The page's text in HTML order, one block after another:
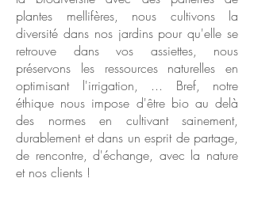
plantes mellifères, nous cultivons la
diversité dans nos jardins pour qu'elle se
retrouve dans vos assiettes, nous
préservons les ressources naturelles en
optimisant l'irrigation, ... Bref, notre
éthique nous impose d'être bio au delà
des normes en cultivant sainement,
durablement et dans un esprit de partage,
de rencontre, d'échange, avec la nature
et nos clients !